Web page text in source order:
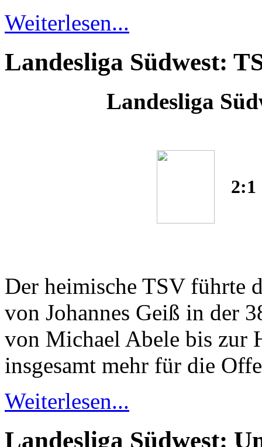
Weiterlesen...
Landesliga Südwest:
Landesliga
2:1
Der heimische TSV führte
von Johannes Geiß in der
von Michael Abele bis zur
insgesamt mehr für die
Weiterlesen...
Landesliga Südwest: